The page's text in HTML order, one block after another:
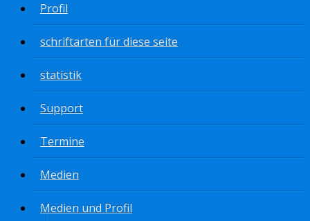
Profil
schriftarten für diese seite
statistik
Support
Termine
Medien
Medien und Profil